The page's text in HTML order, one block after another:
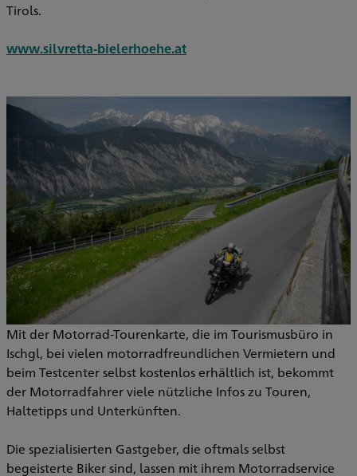
Tirols.
www.silvretta-bielerhoehe.at
Mit der Motorrad-Tourenkarte, die im Tourismusbüro in
Ischgl, bei vielen motorradfreundlichen Vermietern und
beim Testcenter selbst kostenlos erhältlich ist, bekommt
der Motorradfahrer viele nützliche Infos zu Touren,
Haltetipps und Unterkünften.
Die spezialisierten Gastgeber, die oftmals selbst
begeisterte Biker sind, lassen mit ihrem Motorradservice